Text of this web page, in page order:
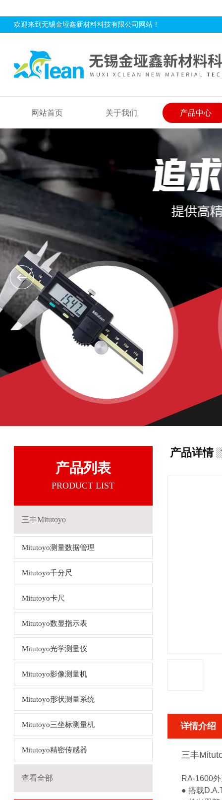
欢迎来到无锡金垭鑫新材料科技有限公司网站！
网站首页 关于我们 产品中心
产品列表
PRODUCT LIST
三丰Mitutoyo
Mitutoyo测量数据管理
Mitutoyo千分尺
Mitutoyo卡尺
Mitutoyo数显指示表
Mitutoyo光学测量仪
Mitutoyo影像测量机
Mitutoyo形状测量系统
Mitutoyo三坐标测量机
Mitutoyo精密传感器
查看全部
产品详情
详情介绍
三丰
RA-1600
● 搭载